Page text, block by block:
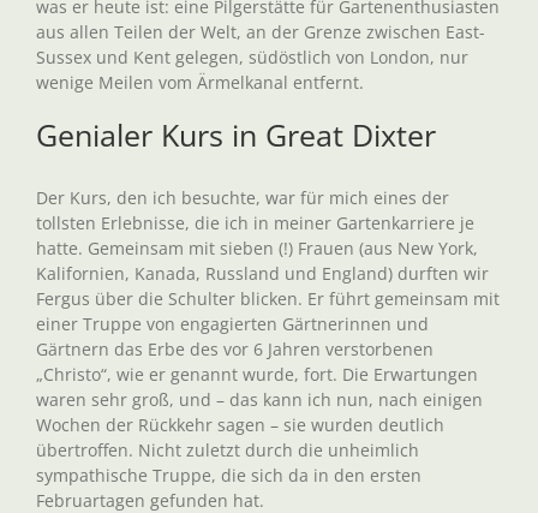
was er heute ist: eine Pilgerstätte für Gartenenthusiasten
aus allen Teilen der Welt, an der Grenze zwischen East-
Sussex und Kent gelegen, südöstlich von London, nur
wenige Meilen vom Ärmelkanal entfernt.
Genialer Kurs in Great Dixter
Der Kurs, den ich besuchte, war für mich eines der
tollsten Erlebnisse, die ich in meiner Gartenkarriere je
hatte. Gemeinsam mit sieben (!) Frauen (aus New York,
Kalifornien, Kanada, Russland und England) durften wir
Fergus über die Schulter blicken. Er führt gemeinsam mit
einer Truppe von engagierten Gärtnerinnen und
Gärtnern das Erbe des vor 6 Jahren verstorbenen
„Christo“, wie er genannt wurde, fort. Die Erwartungen
waren sehr groß, und – das kann ich nun, nach einigen
Wochen der Rückkehr sagen – sie wurden deutlich
übertroffen. Nicht zuletzt durch die unheimlich
sympathische Truppe, die sich da in den ersten
Februartagen gefunden hat.